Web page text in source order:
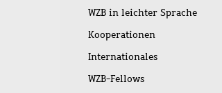
WZB in leichter Sprache
Kooperationen
Internationales
WZB-Fellows